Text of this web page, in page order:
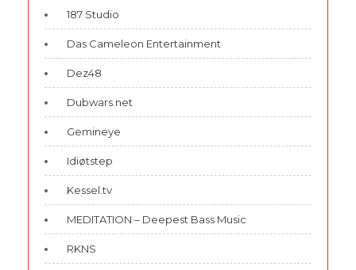
187 Studio
Das Cameleon Entertainment
Dez48
Dubwars.net
Gemineye
Idiøtstep
Kessel.tv
MEDITATION – Deepest Bass Music
RKNS